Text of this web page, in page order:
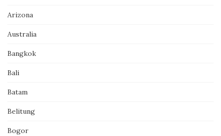
Arizona
Australia
Bangkok
Bali
Batam
Belitung
Bogor